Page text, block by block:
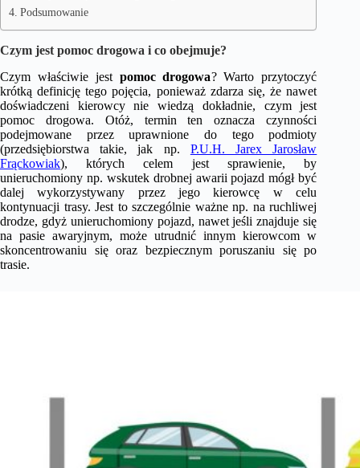
Podsumowanie
Czym jest pomoc drogowa i co obejmuje?
Czym właściwie jest pomoc drogowa? Warto przytoczyć
krótką definicję tego pojęcia, ponieważ zdarza się, że nawet
doświadczeni kierowcy nie wiedzą dokładnie, czym jest
pomoc drogowa. Otóż, termin ten oznacza czynności
podejmowane przez uprawnione do tego podmioty
(przedsiębiorstwa takie, jak np. P.U.H. Jarex Jarosław
Frąckowiak), których celem jest sprawienie, by
unieruchomiony np. wskutek drobnej awarii pojazd mógł być
dalej wykorzystywany przez jego kierowcę w celu
kontynuacji trasy. Jest to szczególnie ważne np. na ruchliwej
drodze, gdyż unieruchomiony pojazd, nawet jeśli znajduje się
na pasie awaryjnym, może utrudnić innym kierowcom w
skoncentrowaniu się oraz bezpiecznym poruszaniu się po
trasie.